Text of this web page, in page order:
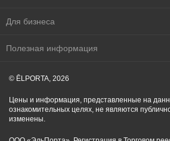
Для бизнеса
Полезная информация
© ĒLPORTA, 2026
Цены и информация, представленные на
ознакомительных целях, не являются
изменены.